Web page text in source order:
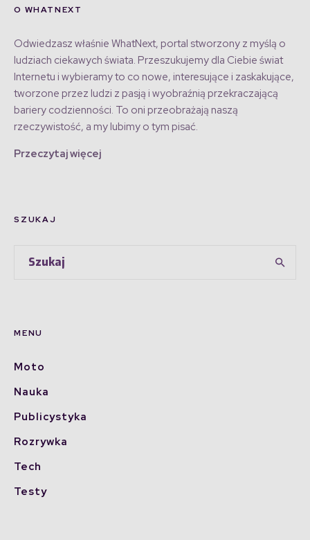
O WHATNEXT
Odwiedzasz właśnie WhatNext, portal stworzony z myślą o
ludziach ciekawych świata. Przeszukujemy dla Ciebie świat
Internetu i wybieramy to co nowe, interesujące i zaskakujące,
tworzone przez ludzi z pasją i wyobraźnią przekraczającą
bariery codzienności. To oni przeobrażają naszą
rzeczywistość, a my lubimy o tym pisać.
Przeczytaj więcej
SZUKAJ
MENU
Moto
Nauka
Publicystyka
Rozrywka
Tech
Testy